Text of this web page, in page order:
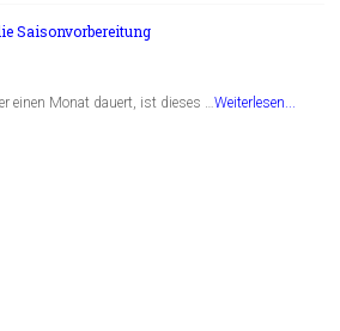
Saisonvorbereitung
einen Monat dauert, ist dieses …Weiterlesen...